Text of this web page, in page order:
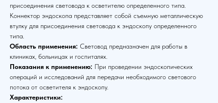
присоединения световода к осветителю определенного типа.
Коннектор эндоскопа представляет собой съемную металлическую
втулку для присоединения световода к эндоскопу определенного
типа.
Область применения: Световод предназначен для работы в
клиниках, больницах и госпиталях.
Показания к применению: При проведении эндоскопических
операций и исследований для передачи необходимого светового
потока от осветителя к эндоскопу.
Характеристики: